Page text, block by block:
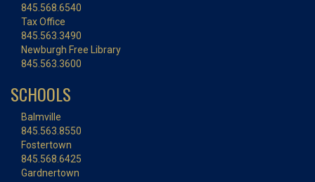
845.568.6540
Tax Office
845.563.3490
Newburgh Free Library
845.563.3600
SCHOOLS
Balmville
845.563.8550
Fostertown
845.568.6425
Gardnertown